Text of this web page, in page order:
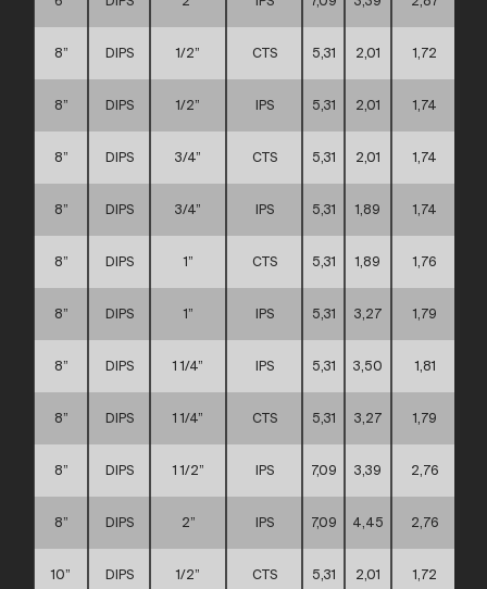
8” DIPS 1/2” CTS 5,31 2,01 1,72
8” DIPS 1/2” IPS 5,31 2,01 1,74
8” DIPS 3/4” CTS 5,31 2,01 1,74
8” DIPS 3/4” IPS 5,31 1,89 1,74
8” DIPS 1” CTS 5,31 1,89 1,76
8” DIPS 1” IPS 5,31 3,27 1,79
8” DIPS 1 1/4” IPS 5,31 3,50 1,81
8” DIPS 1 1/4” CTS 5,31 3,27 1,79
8” DIPS 1 1/2” IPS 7,09 3,39 2,76
8” DIPS 2” IPS 7,09 4,45 2,76
10” DIPS 1/2” CTS 5,31 2,01 1,72